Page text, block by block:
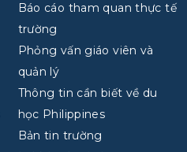
Báo cáo tham quan thực tế
trường
Phỏng vấn giáo viên và
quản lý
Thông tin cần biết về du
học Philippines
Bản tin trường